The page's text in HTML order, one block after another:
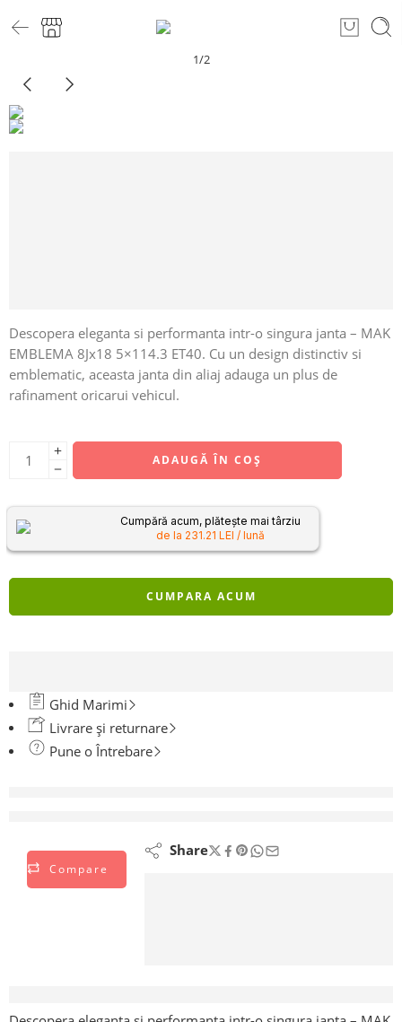
1/2
Descopera eleganta si performanta intr-o singura janta – MAK
EMBLEMA 8Jx18 5×114.3 ET40. Cu un design distinctiv si
emblematic, aceasta janta din aliaj adauga un plus de
rafinament oricarui vehicul.
ADAUGĂ ÎN COȘ
Cumpără acum, plătește mai târziu
de la 231.21 LEI / lună
CUMPARA ACUM
Ghid Marimi
Livrare și returnare
Pune o Întrebare
Compare
Share